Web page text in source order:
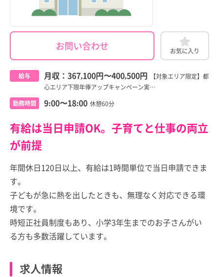
お問い合わせ お気に入り
給与 月収： 367,100円〜400,500円
【対象エリア限定】都
心エリア下限年俸アップキャンペーン実…
勤務時間
9:00〜18:00 休憩60分
有給は当日申請OK。子育てと仕事の両立
が前提
年間休日120日以上、有給は1時間単位で当日申請できま
す。
子どもが急に熱を出したときも、無理なく対応できる環
境です。
時短正社員制度もあり、小学3年生までのお子さんがい
る方も多数活躍しています。
求人情報